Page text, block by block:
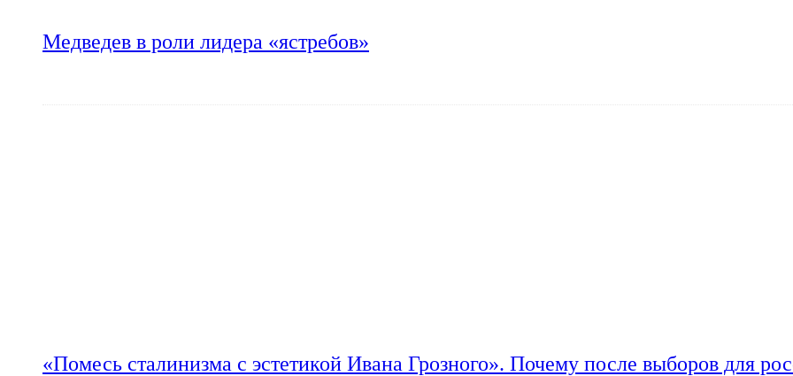
Медведев в роли лидера «ястребов»
«Помесь сталинизма с эстетикой Ивана Грозного». Почему после выборов для